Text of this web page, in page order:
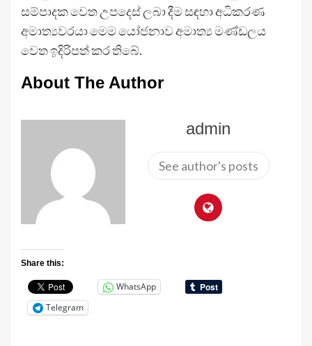
සම්පාදක වෙත උපදෙස් ලබා දීම සඳහා අධිකරණ
අමාත්‍යවරයා මෙම යෝජනාව අමාත්‍ය මණ්ඩලය
වෙත ඉදිරිපත් කර තිබේ.
About The Author
admin
See author's posts
Share this:
WhatsApp
Telegram